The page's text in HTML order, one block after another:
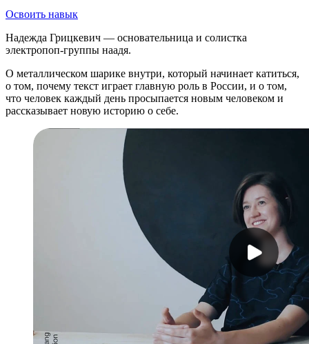
Освоить навык
Надежда Грицкевич — основательница и солистка
электропоп-группы наадя.
О металлическом шарике внутри, который начинает катиться,
о том, почему текст играет главную роль в России, и о том,
что человек каждый день просыпается новым человеком и
рассказывает новую историю о себе.